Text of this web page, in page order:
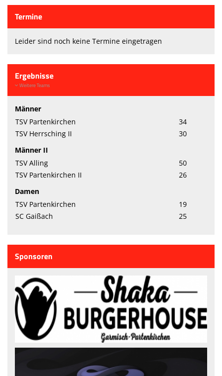
Termine
Leider sind noch keine Termine eingetragen
Ergebnisse
Weitere Teams
Männer
TSV Partenkirchen
34
TSV Herrsching II
30
Männer II
TSV Alling
50
TSV Partenkirchen II
26
Damen
TSV Partenkirchen
19
SC Gaißach
25
Sponsoren